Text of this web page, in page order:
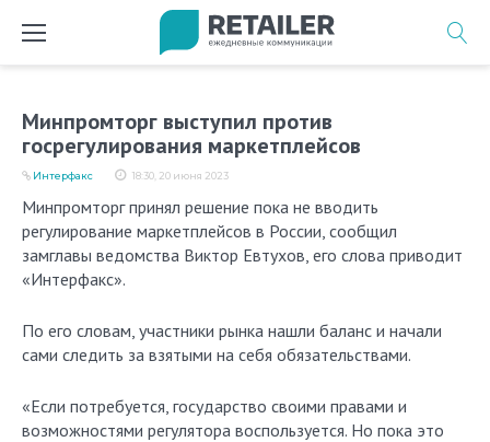
Минпромторг выступил против
госрегулирования маркетплейсов
18:30, 20 июня 2023
Интерфакс
Минпромторг принял решение пока не вводить
регулирование маркетплейсов в России, сообщил
замглавы ведомства Виктор Евтухов, его слова приводит
«Интерфакс».
По его словам, участники рынка нашли баланс и начали
сами следить за взятыми на себя обязательствами.
«Если потребуется, государство своими правами и
возможностями регулятора воспользуется. Но пока это